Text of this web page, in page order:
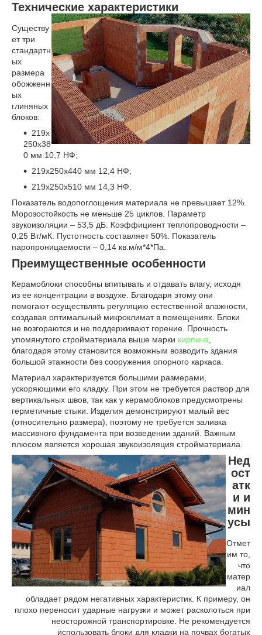
Технические характеристики
Существу
ет три
стандартн
ых
размера
обожженн
ых
глиняных
блоков:
219х
250х38
0 мм 10,7 НФ;
219х250х440 мм 12,4 НФ;
219х250х510 мм 14,3 НФ.
Показатель водопоглощения материала не превышает 12%.
Морозостойкость не меньше 25 циклов. Параметр
звукоизоляции – 53,5 дБ. Коэффициент теплопроводности –
0,25 Вт/мК. Пустотность составляет 50%. Показатель
паропроницаемости – 0,14 кв.м/м*4*Па.
Преимущественные особенности
Керамоблоки способны впитывать и отдавать влагу, исходя
из ее концентрации в воздухе. Благодаря этому они
помогают осуществлять регуляцию естественной влажности,
создавая оптимальный микроклимат в помещениях. Блоки
не возгораются и не поддерживают горение. Прочность
упомянутого стройматериала выше марки кирпича,
благодаря этому становится возможным возводить здания
большой этажности без сооружения опорного каркаса.
Материал характеризуется большими размерами,
ускоряющими его кладку. При этом не требуется раствор для
вертикальных швов, так как у керамоблоков предусмотрены
герметичные стыки. Изделия демонстрируют малый вес
(относительно размера), поэтому не требуется заливка
массивного фундамента при возведении зданий. Важным
плюсом является хорошая звукоизоляция стройматериала.
Нед
ост
атк
и и
мин
усы
Отмет
им то,
что
матер
иал
обладает рядом негативных характеристик. К примеру, он
плохо переносит ударные нагрузки и может расколоться при
неосторожной транспортировке. Не рекомендуется
использовать блоки для кладки на почвах богатых